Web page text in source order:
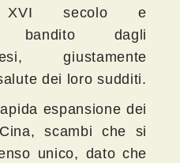
XVI secolo e
bandito dagli
giustamente
dei loro sudditi.
espansione dei
scambi che si
unico, dato che